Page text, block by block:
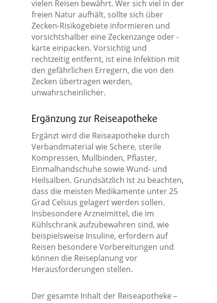
vielen Reisen bewährt. Wer sich viel in der
freien Natur aufhält, sollte sich über
Zecken-Risikogebiete informieren und
vorsichtshalber eine Zeckenzange oder -
karte einpacken. Vorsichtig und
rechtzeitig entfernt, ist eine Infektion mit
den gefährlichen Erregern, die von den
Zecken übertragen werden,
unwahrscheinlicher.
Ergänzung zur Reiseapotheke
Ergänzt wird die Reiseapotheke durch
Verbandmaterial wie Schere, sterile
Kompressen, Mullbinden, Pflaster,
Einmalhandschuhe sowie Wund- und
Heilsalben. Grundsätzlich ist zu beachten,
dass die meisten Medikamente unter 25
Grad Celsius gelagert werden sollen.
Insbesondere Arzneimittel, die im
Kühlschrank aufzubewahren sind, wie
beispielsweise Insuline, erfordern auf
Reisen besondere Vorbereitungen und
können die Reiseplanung vor
Herausforderungen stellen.
Der gesamte Inhalt der Reiseapotheke –